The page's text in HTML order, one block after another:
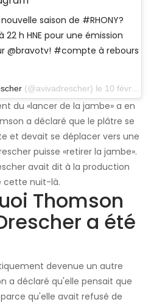
saison de #RHONY?
h HNE pour une émission
@bravotv! #compte à rebours
(@avivadrescher) le 10 février 2014 à 4h09 PST
du «lancer de la jambe» a en
a déclaré que le plâtre se
et devait se déplacer vers une
puisse «retirer la jambe».
avait dit à la production
cette nuit-là.
Thomson
a été
devenue un autre
a déclaré qu'elle pensait que
qu'elle avait refusé de